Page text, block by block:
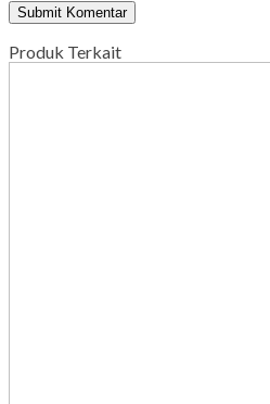
Produk Terkait